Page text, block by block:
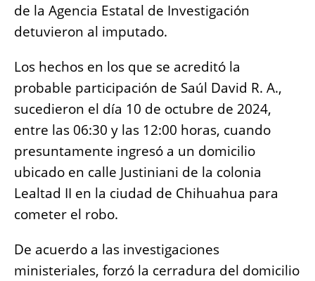
de la Agencia Estatal de Investigación
detuvieron al imputado.
Los hechos en los que se acreditó la
probable participación de Saúl David R. A.,
sucedieron el día 10 de octubre de 2024,
entre las 06:30 y las 12:00 horas, cuando
presuntamente ingresó a un domicilio
ubicado en calle Justiniani de la colonia
Lealtad II en la ciudad de Chihuahua para
cometer el robo.
De acuerdo a las investigaciones
ministeriales, forzó la cerradura del domicilio